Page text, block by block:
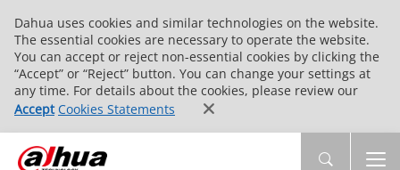
Dahua uses cookies and similar technologies on the website.
The essential cookies are necessary to operate the website.
You can accept or reject non-essential cookies by clicking the
“Accept” or “Reject” button. You can change your settings at
any time. For details about the cookies, please review our
Accept Cookies Statements